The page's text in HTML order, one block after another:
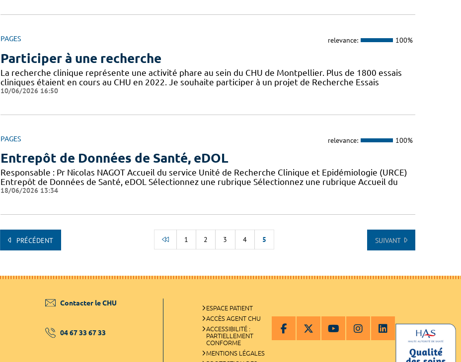
PAGES relevance: 100%
Participer à une recherche
La recherche clinique représente une activité phare au sein du CHU de Montpellier. Plus de 1800 essais
cliniques étaient en cours au CHU en 2022. Je souhaite participer à un projet de Recherche Essais
10/06/2026 16:50
PAGES relevance: 100%
Entrepôt de Données de Santé, eDOL
Responsable : Pr Nicolas NAGOT Accueil du service Unité de Recherche Clinique et Epidémiologie (URCE)
Entrepôt de Données de Santé, eDOL Sélectionnez une rubrique Sélectionnez une rubrique Accueil du
18/06/2026 13:34
PRÉCÉDENT 1 2 3 4 5 SUIVANT
Contacter le CHU
04 67 33 67 33
ESPACE PATIENT
ACCÈS AGENT CHU
ACCESSIBILITÉ :
PARTIELLEMENT
CONFORME
MENTIONS LÉGALES